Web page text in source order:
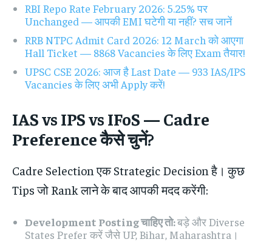
RBI Repo Rate February 2026: 5.25% पर
Unchanged — आपकी EMI घटेगी या नहीं? सच जानें
RRB NTPC Admit Card 2026: 12 March को आएगा
Hall Ticket — 8868 Vacancies के लिए Exam तैयार!
UPSC CSE 2026: आज है Last Date — 933 IAS/IPS
Vacancies के लिए अभी Apply करें!
IAS vs IPS vs IFoS — Cadre
Preference कैसे चुनें?
Cadre Selection एक Strategic Decision है। कुछ
Tips जो Rank लाने के बाद आपकी मदद करेंगी:
Development Posting चाहिए तो:बड़े और Diverse
States Prefer करें जैसे UP, Bihar, Maharashtra।